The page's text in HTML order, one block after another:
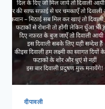
HINDI
CHILDREN
SONGS
दीपावली